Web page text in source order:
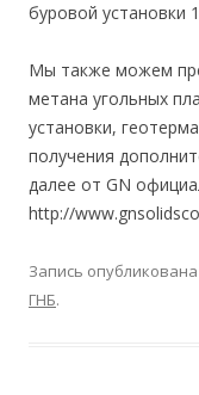
буровой установки
Мы также можем
метана угольных
установки,
получения
далее от GN
http://
Запись опубликована
ГНБ.